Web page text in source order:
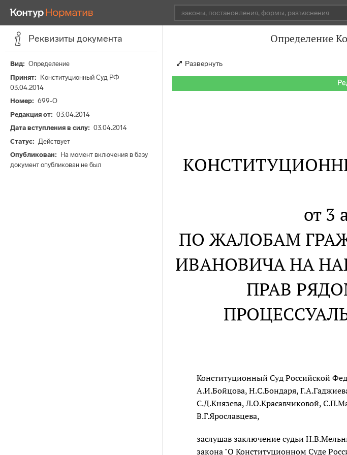
Реквизиты документа
Вид
Определение
Принят
Конституционный Суд РФ
03.04.2014
Номер
699-О
Редакция от
03.04.2014
Дата вступления в силу
03.04.2014
Статус
Действует
Опубликован
На момент включения в базу
документ опубликован не был
Определение
Развернуть
от 3
ПО ЖАЛОБАМ
ИВАНОВИЧА НА
ПРАВ
Конституционный Суд Российской
А.И.Бойцова, Н.С.Бондаря,
С.Д.Князева, Л.О.Красавчиковой,
В.Г.Ярославцева,
заслушав заключение судьи
закона "О Конституционном Суде